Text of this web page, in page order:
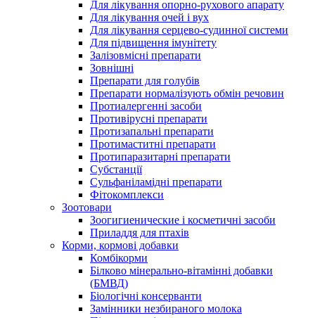
Для лікування опорно-рухового апарату
Для лікування очей і вух
Для лікування серцево-судинної системи
Для підвищення імунітету
Залізовмісні препарати
Зовнішні
Препарати для голубів
Препарати нормалізують обмін речовин
Протиалергенні засоби
Противірусні препарати
Протизапальні препарати
Протимаститні препарати
Протипаразитарні препарати
Субстанції
Сульфаніламідні препарати
Фітокомплекси
Зоотовари
Зоогигиенические і косметичні засоби
Приладдя для птахів
Корми, кормові добавки
Комбікорми
Білково мінерально-вітамінні добавки
(БМВД)
Біологічні консерванти
Замінники незбираного молока